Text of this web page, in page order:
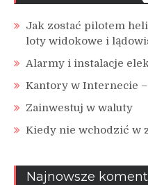
Jak zostać pilotem
loty widokowe i
Alarmy i instalacje
Kantory w Internecie
Zainwestuj w waluty
Kiedy nie wchodzić w
Najnowsze